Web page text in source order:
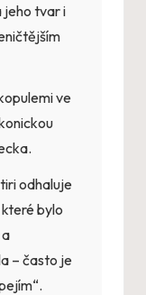
jeho tvar i
ve
odhaluje
bylo
– často je